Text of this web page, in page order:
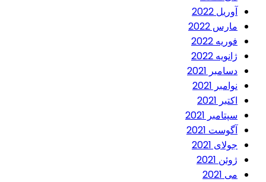
آوریل 2022
مارس 2022
فوریه 2022
ژانویه 2022
دسامبر 2021
نوامبر 2021
اکتبر 2021
سپتامبر 2021
آگوست 2021
جولای 2021
ژوئن 2021
می 2021